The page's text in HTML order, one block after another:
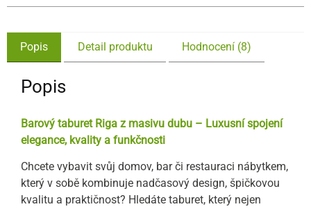
Popis Detail produktu Hodnocení (8)
Popis
Barový taburet Riga z masivu dubu – Luxusní spojení
elegance, kvality a funkčnosti
Chcete vybavit svůj domov, bar či restauraci nábytkem,
který v sobě kombinuje nadčasový design, špičkovou
kvalitu a praktičnost? Hledáte taburet, který nejen